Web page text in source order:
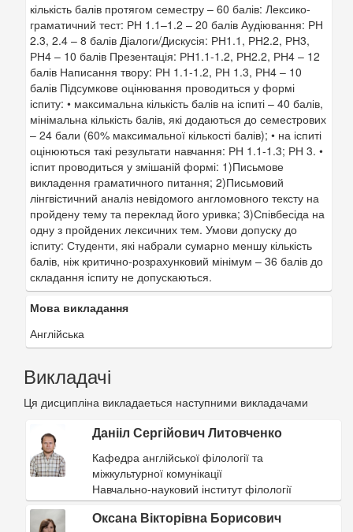
кількість балів протягом семестру – 60 балів: Лексико-
граматичний тест: РН 1.1–1.2 – 20 балів Аудіювання: РН
2.3, 2.4 – 8 балів Діалоги/Дискусія: РН1.1, РН2.2, РН3,
РН4 – 10 балів Презентація: РН1.1-1.2, РН2.2, РН4 – 12
балів Написання твору: РН 1.1-1.2, РН 1.3, РН4 – 10
балів Підсумкове оцінювання проводиться у формі
іспиту: • максимальна кількість балів на іспиті – 40 балів,
мінімальна кількість балів, які додаються до семестрових
– 24 бали (60% максимальної кількості балів); • на іспиті
оцінюються такі результати навчання: РН 1.1-1.3; РН 3. •
іспит проводиться у змішаній формі: 1)Письмове
викладення граматичного питання; 2)Письмовий
лінгвістичний аналіз невідомого англомовного тексту на
пройдену тему та переклад його уривка; 3)Співбесіда на
одну з пройдених лексичних тем. Умови допуску до
іспиту: Студенти, які набрали сумарно меншу кількість
балів, ніж критично-розрахунковий мінімум – 36 балів до
складання іспиту не допускаються.
Мова викладання
Англійська
Викладачі
Ця дисципліна викладаеться наступними викладачами
Данііл Сергійович Литовченко
Кафедра англійської філології та
міжкультурної комунікації
Навчально-науковий інститут філології
Оксана Вікторівна Борисович